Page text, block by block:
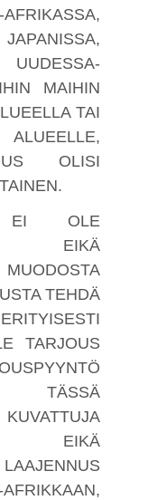
MAIHIN
TAI
OLISI
EI OLE
EIKÄ
TEHDÄ
TARJOUS
TÄSSÄ
EIKÄ